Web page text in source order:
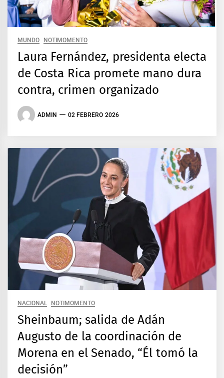
MUNDO NOTIMOMENTO
Laura Fernández, presidenta electa
de Costa Rica promete mano dura
contra, crimen organizado
ADMIN 02 FEBRERO 2026
NACIONAL NOTIMOMENTO
Sheinbaum; salida de Adán
Augusto de la coordinación de
Morena en el Senado, “Él tomó la
decisión”